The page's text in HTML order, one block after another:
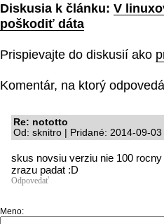
Diskusia k článku: V
poškodiť dáta
Prispievajte do diskusií ako
Komentár, na ktorý
Re: nototto
Od: sknitro | Pridané: 2014-09-
skus novsiu verziu nie 100
zrazu padat :D
Odpovedať
Meno: